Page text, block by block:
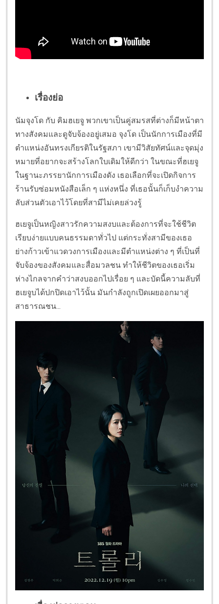
เรื่องย่อ
นัมจุงโด กับ คิมฮเยจู พวกเขาเป็นคู่สมรสที่ต่างก็มีหน้าตา
ทางสังคมและดูจับจ้องอยู่เสมอ จุงโด เป็นนักการเมืองที่มี
ตำแหน่งอันทรงเกียรติในรัฐสภา เขามีวิสัยทัศน์และจุดมุ่ง
หมายที่อยากจะสร้างโลกใบเดิมให้ดีกว่า ในขณะที่ฮเยจู
ในฐานะภรรยานักการเมืองดัง เธอเลือกที่จะเปิดกิจการ
ร้านรับซ่อมหนังสือเล็ก ๆ แห่งหนึ่ง ที่เธอนั้นก็เก็บงำความ
ลับส่วนตัวเอาไว้โดยที่สามีไม่เคยล่วงรู้
ฮเยจูเป็นหญิงสาวรักความสงบและต้องการที่จะใช้ชีวิต
เรียบง่ายแบบคนธรรมดาทั่วไป แต่กระทั่งสามีของเธอ
ย่างก้าวเข้าแวดวงการเมืองและมีตำแหน่งต่าง ๆ ที่เป็นที่
จับจ้องของสังคมและสื่อมวลชน ทำให้ชีวิตของเธอเริ่ม
ห่างไกลจากคำว่าสงบออกไปเรื่อย ๆ และบัดนี้ความลับที่
ฮเยจูบได้ปกปิดเอาไว้นั้น มันกำลังถูกเปิดเผยออกมาสู่
สาธารณชน...